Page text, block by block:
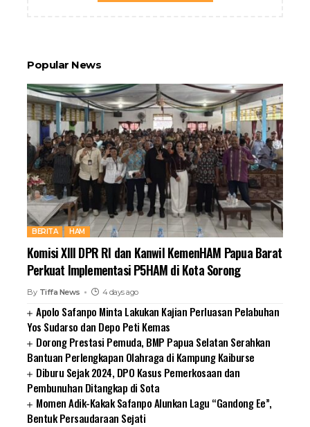
Popular News
BERITA HAM
Komisi XIII DPR RI dan Kanwil KemenHAM Papua Barat
Perkuat Implementasi P5HAM di Kota Sorong
By Tiffa News 4 days ago
Apolo Safanpo Minta Lakukan Kajian Perluasan Pelabuhan
Yos Sudarso dan Depo Peti Kemas
Dorong Prestasi Pemuda, BMP Papua Selatan Serahkan
Bantuan Perlengkapan Olahraga di Kampung Kaiburse
Diburu Sejak 2024, DPO Kasus Pemerkosaan dan
Pembunuhan Ditangkap di Sota
Momen Adik-Kakak Safanpo Alunkan Lagu “Gandong Ee”,
Bentuk Persaudaraan Sejati